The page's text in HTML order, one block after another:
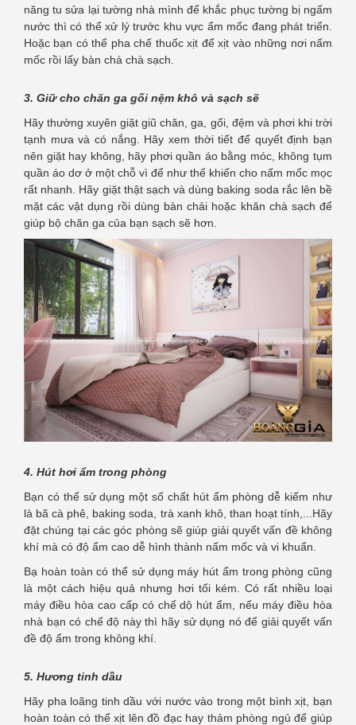
năng tu sửa lại tường nhà mình để khắc phục tường bị ngấm
nước thì có thể xử lý trước khu vực ẩm mốc đang phát triển.
Hoặc bạn có thể pha chế thuốc xịt để xịt vào những nơi nấm
mốc rồi lấy bàn chà chà sạch.
3. Giữ cho chăn ga gối nệm khô và sạch sẽ
Hãy thường xuyên giặt giũ chăn, ga, gối, đệm và phơi khi trời
tạnh mưa và có nắng. Hãy xem thời tiết để quyết định bạn
nên giặt hay không, hãy phơi quần áo bằng móc, không tụm
quần áo dơ ở một chỗ vì để như thế khiến cho nấm mốc mọc
rất nhanh. Hãy giặt thật sạch và dùng baking soda rắc lên bề
mặt các vật dụng rồi dùng bàn chải hoặc khăn chà sạch để
giúp bộ chăn ga của bạn sạch sẽ hơn.
4. Hút hơi ẩm trong phòng
Bạn có thể sử dụng một số chất hút ẩm phòng dễ kiếm như
là bã cà phê, baking soda, trà xanh khô, than hoạt tính,...Hãy
đặt chúng tại các góc phòng sẽ giúp giải quyết vấn đề không
khí mà có độ ẩm cao dễ hình thành nấm mốc và vi khuẩn.
Bạ hoàn toàn có thể sử dụng máy hút ẩm trong phòng cũng
là một cách hiệu quả nhưng hơi tối kém. Có rất nhiều loại
máy điều hòa cao cấp có chế dộ hút ẩm, nếu máy điều hòa
nhà bạn có chế độ này thì hãy sử dụng nó để giải quyết vấn
đề độ ẩm trong không khí.
5. Hương tinh dầu
Hãy pha loãng tinh dầu với nước vào trong một bình xịt, bạn
hoàn toàn có thể xịt lên đồ đạc hay thảm phòng ngủ để giúp